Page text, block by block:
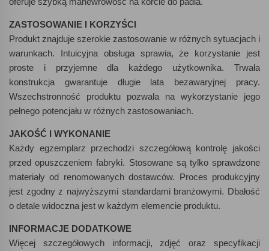
ZASTOSOWANIE I KORZYŚCI
Produkt znajduje szerokie zastosowanie w różnych sytuacjach i
warunkach. Intuicyjna obsługa sprawia, że korzystanie jest
proste i przyjemne dla każdego użytkownika. Trwała
konstrukcja gwarantuje długie lata bezawaryjnej pracy.
Wszechstronność produktu pozwala na wykorzystanie jego
pełnego potencjału w różnych zastosowaniach.
JAKOŚĆ I WYKONANIE
Każdy egzemplarz przechodzi szczegółową kontrolę jakości
przed opuszczeniem fabryki. Stosowane są tylko sprawdzone
materiały od renomowanych dostawców. Proces produkcyjny
jest zgodny z najwyższymi standardami branżowymi. Dbałość
o detale widoczna jest w każdym elemencie produktu.
INFORMACJE DODATKOWE
Więcej szczegółowych informacji, zdjęć oraz specyfikacji